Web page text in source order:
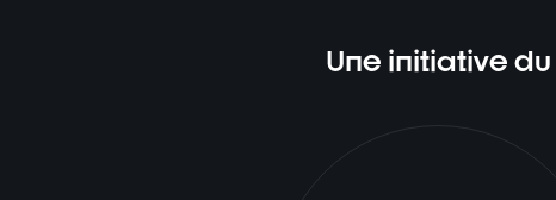
Une initiative du